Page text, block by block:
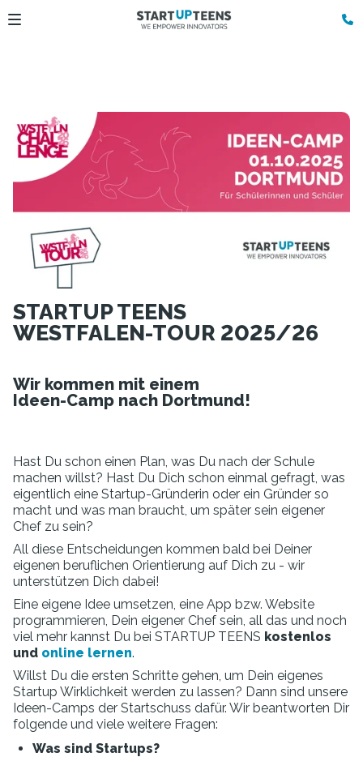
STARTUP TEENS
WESTFALEN-TOUR 2025/26
Wir kommen mit einem
Ideen-Camp nach Dortmund!
Hast Du schon einen Plan, was Du nach der Schule
machen willst? Hast Du Dich schon einmal gefragt, was
eigentlich eine Startup-Gründerin oder ein Gründer so
macht und was man braucht, um später sein eigener
Chef zu sein?
All diese Entscheidungen kommen bald bei Deiner
eigenen beruflichen Orientierung auf Dich zu - wir
unterstützen Dich dabei!
Eine eigene Idee umsetzen, eine App bzw. Website
programmieren, Dein eigener Chef sein, all das und noch
viel mehr kannst Du bei STARTUP TEENS kostenlos
und online lernen.
Willst Du die ersten Schritte gehen, um Dein eigenes
Startup Wirklichkeit werden zu lassen? Dann sind unsere
Ideen-Camps der Startschuss dafür. Wir beantworten Dir
folgende und viele weitere Fragen:
Was sind Startups?